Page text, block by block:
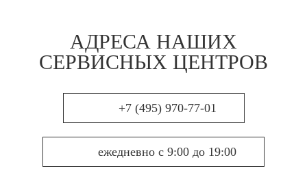
АДРЕСА НАШИХ
СЕРВИСНЫХ ЦЕНТРОВ
+7 (495) 970-77-01
ежедневно с 9:00 до 19:00